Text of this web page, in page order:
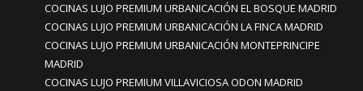
COCINAS LUJO PREMIUM URBANICACIÓN EL BOSQUE MADRID
COCINAS LUJO PREMIUM URBANICACIÓN LA FINCA MADRID
COCINAS LUJO PREMIUM URBANICACIÓN MONTEPRINCIPE
MADRID
COCINAS LUJO PREMIUM VILLAVICIOSA ODON MADRID